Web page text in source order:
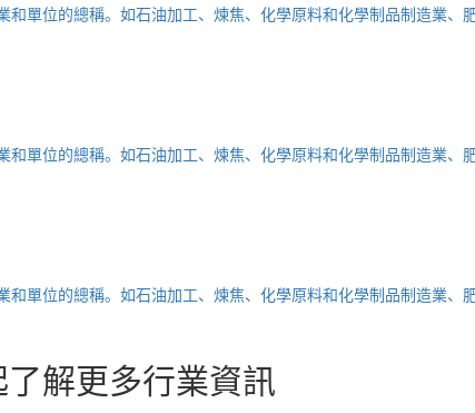
單位的總稱。如石油加工、煉焦、化學原料和化學制品制造業、
單位的總稱。如石油加工、煉焦、化學原料和化學制品制造業、
單位的總稱。如石油加工、煉焦、化學原料和化學制品制造業、
解更多行業資訊